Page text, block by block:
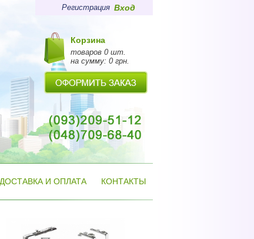
Вход
Регистрация
Корзина
товаров 0 шт.
на сумму: 0 грн.
ДОСТАВКА И ОПЛАТА КОНТАКТЫ